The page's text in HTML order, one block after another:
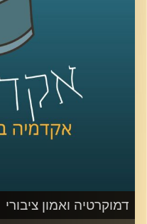
פעולה גם כשאין שלום,
את העתיד הכחול של האזור .
בפרק הזה תשמעו קולות
אמיתיות, והרבה מאוד
דמוקרטיה ואמון ציבורי